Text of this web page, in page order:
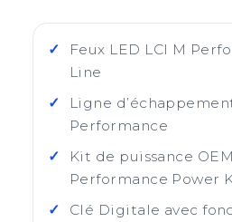
Feux LED LCI M
Line
Ligne
Performance
Kit de puissance
Performance Power
Clé Digitale avec